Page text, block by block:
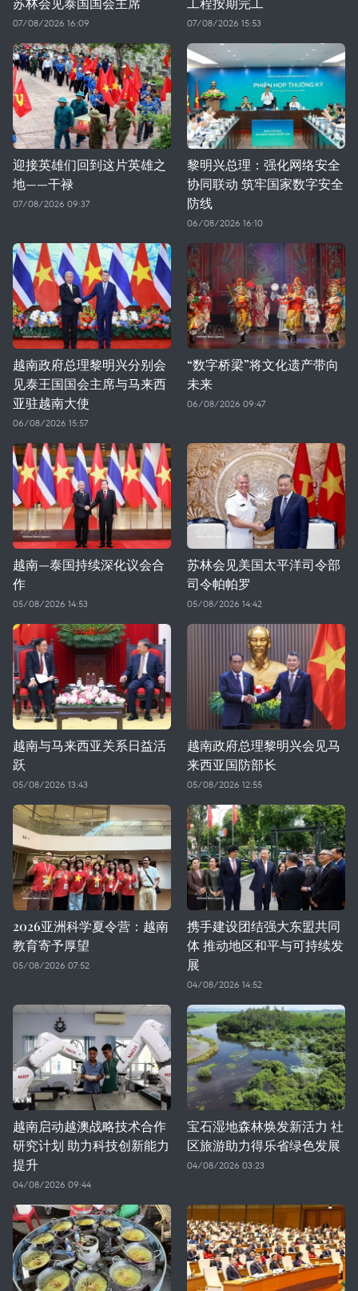
07/08/2026 16:09 07/08/2026 15:53
迎接英雄们回到这片英雄之
地——干禄
07/08/2026 09:37
黎明兴总理：强化网络安全
协同联动 筑牢国家数字安全
防线
06/08/2026 16:10
越南政府总理黎明兴分别会
见泰王国国会主席与马来西
亚驻越南大使
06/08/2026 15:57
“数字桥梁”将文化遗产带向
未来
06/08/2026 09:47
越南—泰国持续深化议会合
作
05/08/2026 14:53
苏林会见美国太平洋司令部
司令帕帕罗
05/08/2026 14:42
越南与马来西亚关系日益活
跃
05/08/2026 13:43
越南政府总理黎明兴会见马
来西亚国防部长
05/08/2026 12:55
2026亚洲科学夏令营：越南
教育寄予厚望
05/08/2026 07:52
携手建设团结强大东盟共同
体 推动地区和平与可持续发
展
04/08/2026 14:52
越南启动越澳战略技术合作
研究计划 助力科技创新能力
提升
04/08/2026 09:44
宝石湿地森林焕发新活力 社
区旅游助力得乐省绿色发展
04/08/2026 03:23